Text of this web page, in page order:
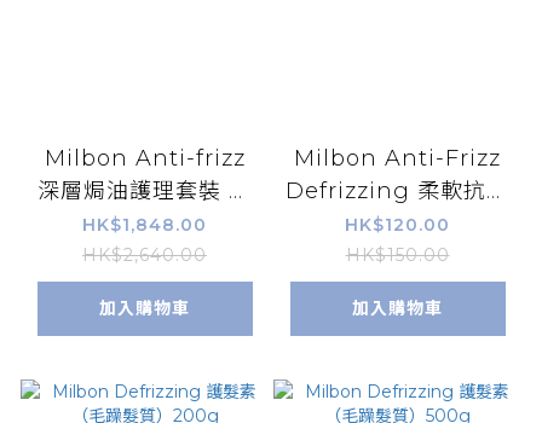
Milbon Anti-frizz
深層焗油護理套裝 抗
毛燥護髮膜
HK$1,848.00
HK$2,640.00
加入購物車
Milbon Anti-Frizz
Defrizzing 柔軟抗毛
躁旅行套裝
50ml+50ml
HK$120.00
HK$150.00
加入購物車